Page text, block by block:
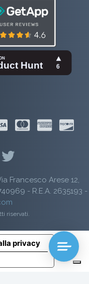
Francesco Arese 12,
- R.E.A. 2635193 -
riservati.
privacy